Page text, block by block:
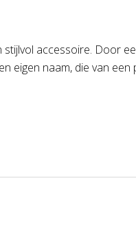
accessoire. Door
eigen naam, die van